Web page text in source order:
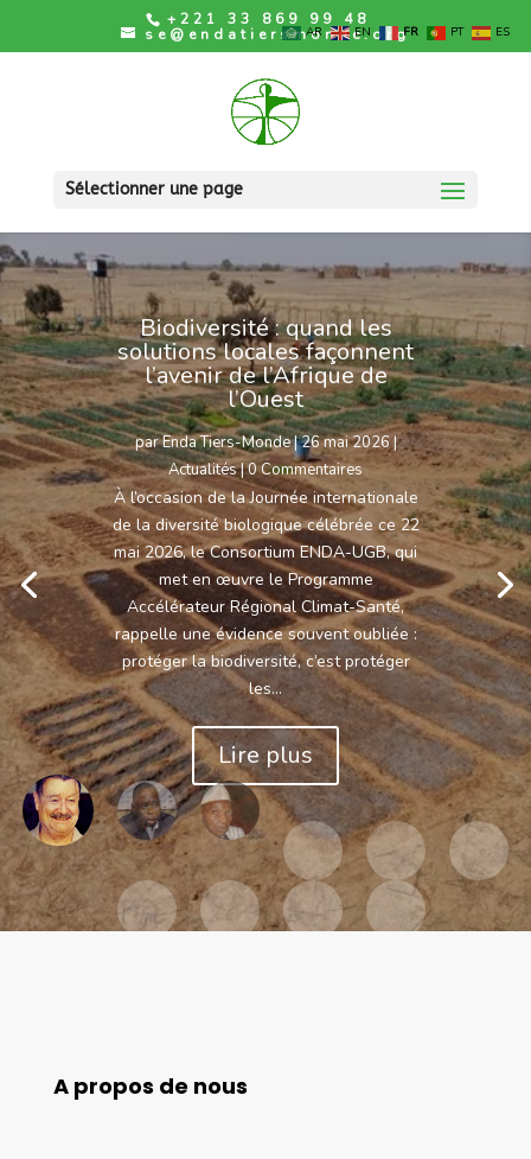
+221 33 869 99 48
se@endatiersmonde.org
Sélectionner une page
Biodiversité : quand les
solutions locales façonnent
l’avenir de l’Afrique de
l’Ouest
parEnda Tiers-Monde|26 mai 2026|
Actualités| 0 Commentaires
À l’occasion de la Journée internationale
de la diversité biologique célébrée ce 22
mai 2026, le Consortium ENDA-UGB, qui
met en œuvre le Programme
Accélérateur Régional Climat-Santé,
rappelle une évidence souvent oubliée :
protéger la biodiversité, c’est protéger
les...
Lire plus
A propos de nous
AR EN FR PT ES